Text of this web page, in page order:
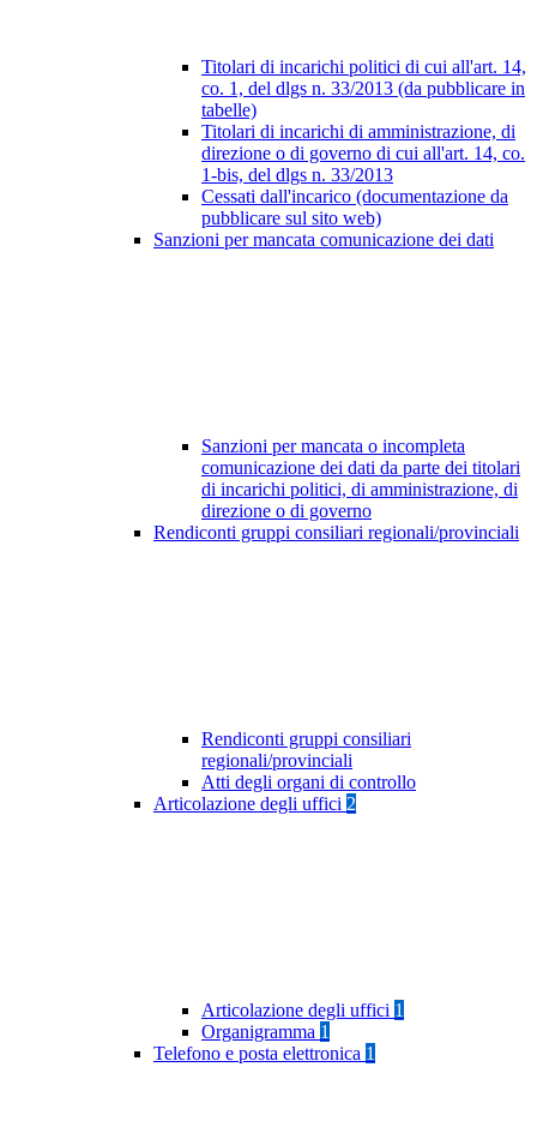
Titolari di incarichi politici di cui all'art. 14,
co. 1, del dlgs n. 33/2013 (da pubblicare in
tabelle)
Titolari di incarichi di amministrazione, di
direzione o di governo di cui all'art. 14, co.
1-bis, del dlgs n. 33/2013
Cessati dall'incarico (documentazione da
pubblicare sul sito web)
Sanzioni per mancata comunicazione dei dati
Sanzioni per mancata o incompleta
comunicazione dei dati da parte dei titolari
di incarichi politici, di amministrazione, di
direzione o di governo
Rendiconti gruppi consiliari regionali/provinciali
Rendiconti gruppi consiliari
regionali/provinciali
Atti degli organi di controllo
Articolazione degli uffici 2
Articolazione degli uffici 1
Organigramma 1
Telefono e posta elettronica 1